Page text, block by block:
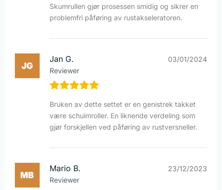
Skumrullen gjør prosessen smidig og sikrer en
problemfri påføring av rustakseleratoren.
Jan G.
Reviewer
03/01/2024
Bruken av dette settet er en genistrek takket
være schuimroller. En liknende verdeling som
gjør forskjellen ved påføring av rustversneller.
Mario B.
Reviewer
23/12/2023